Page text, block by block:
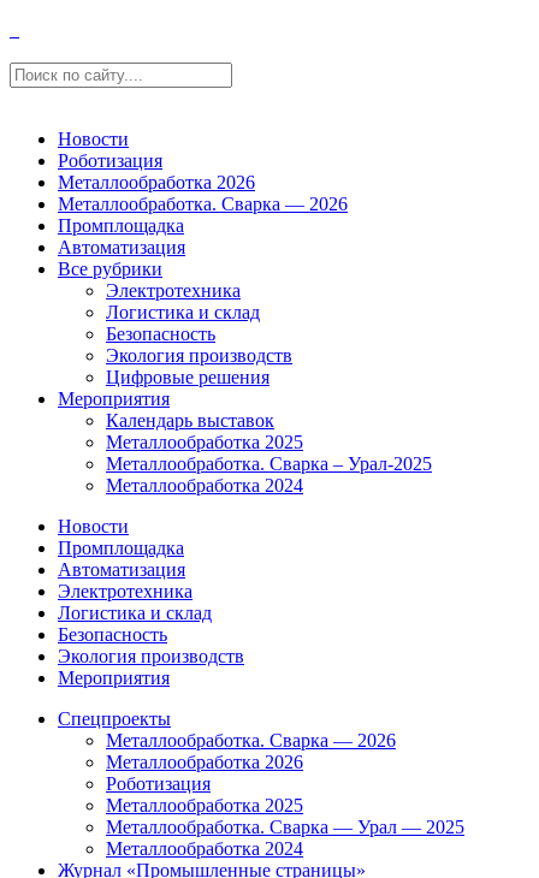
Новости
Роботизация
Металлообработка 2026
Металлообработка. Сварка — 2026
Промплощадка
Автоматизация
Все рубрики
Электротехника
Логистика и склад
Безопасность
Экология производств
Цифровые решения
Мероприятия
Календарь выставок
Металлообработка 2025
Металлообработка. Сварка – Урал-2025
Металлообработка 2024
Новости
Промплощадка
Автоматизация
Электротехника
Логистика и склад
Безопасность
Экология производств
Мероприятия
Спецпроекты
Металлообработка. Сварка — 2026
Металлообработка 2026
Роботизация
Металлообработка 2025
Металлообработка. Сварка — Урал — 2025
Металлообработка 2024
Журнал «Промышленные страницы»